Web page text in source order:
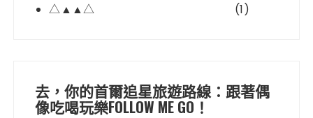
△▲▲△ (1)
去，你的首爾追星旅遊路線：跟著偶
像吃喝玩樂FOLLOW ME GO！